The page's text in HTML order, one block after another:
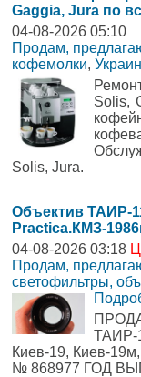
Gaggia, Jura по
04-08-2026 05:10
Продам,
кофемолки,
Solis,
Solis, Jura.
Объектив ТАИР-
Practica.КМЗ-
04-08-2026 03:18
Продам,
светофильтры,
ТАИР-
Киев-19, Киев-
№ 868977 ГОД